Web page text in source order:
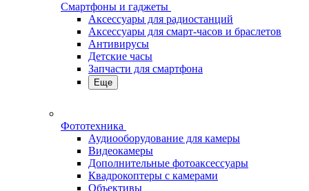
Смартфоны и гаджеты
Аксессуары для радиостанций
Аксессуары для смарт-часов и браслетов
Антивирусы
Детские часы
Запчасти для смартфона
Еще
Фототехника
Аудиооборудование для камеры
Видеокамеры
Дополнительные фотоаксессуары
Квадрокоптеры с камерами
Объективы